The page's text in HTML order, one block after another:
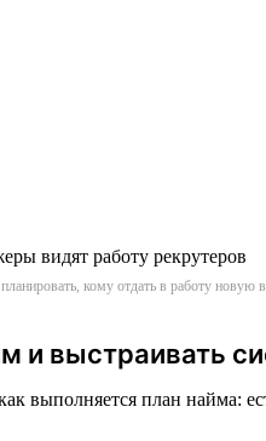
кому отдать в работу новую
и выстраивать
выполняется план найма: